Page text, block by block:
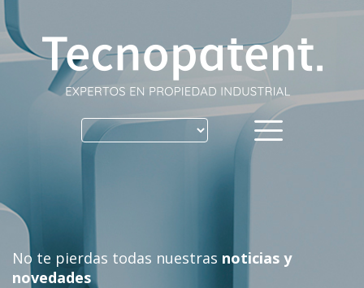
Skip
to
content
No te pierdas todas nuestras noticias y
novedades